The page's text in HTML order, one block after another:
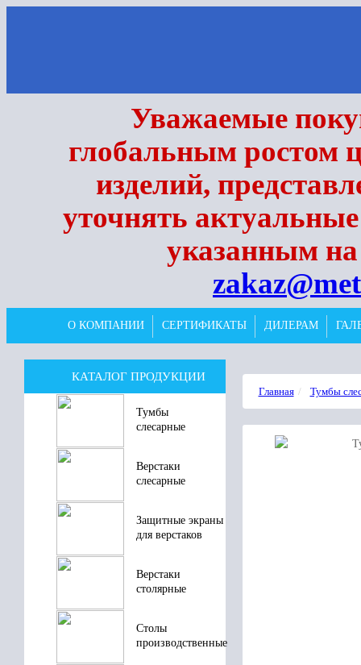
Уважаемые
глобальным ростом
изделий,
уточнять
указанным на
О КОМПАНИИ СЕРТИФИКАТЫ ДИЛЕРАМ
КАТАЛОГ ПРОДУКЦИИ
Тумбы
слесарные
Верстаки
слесарные
Защитные экраны
для верстаков
Верстаки
столярные
Столы
производственные
Главная Тумбы